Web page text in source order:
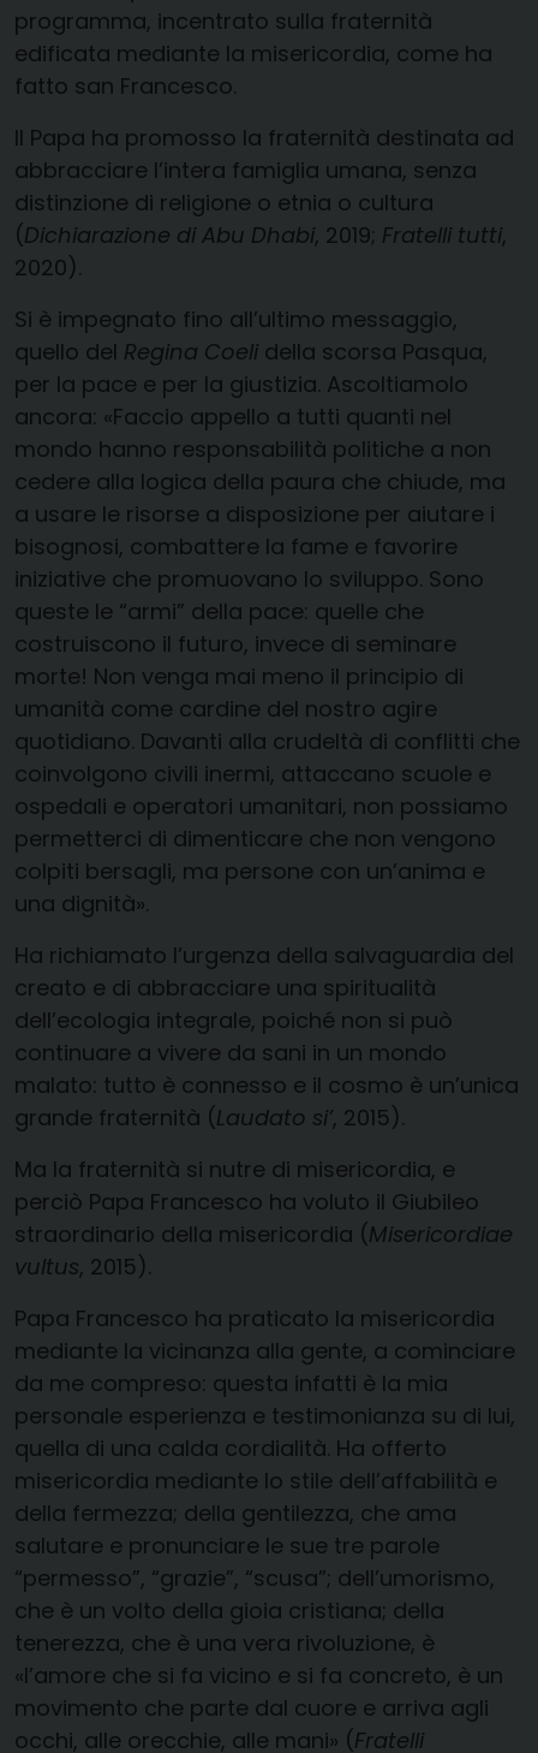
programma, incentrato sulla fraternità
edificata mediante la misericordia, come ha
fatto san Francesco.
Il Papa ha promosso la fraternità destinata ad
abbracciare l’intera famiglia umana, senza
distinzione di religione o etnia o cultura
(Dichiarazione di Abu Dhabi, 2019; Fratelli tutti,
2020).
Si è impegnato fino all’ultimo messaggio,
quello del Regina Coeli della scorsa Pasqua,
per la pace e per la giustizia. Ascoltiamolo
ancora: «Faccio appello a tutti quanti nel
mondo hanno responsabilità politiche a non
cedere alla logica della paura che chiude, ma
a usare le risorse a disposizione per aiutare i
bisognosi, combattere la fame e favorire
iniziative che promuovano lo sviluppo. Sono
queste le “armi” della pace: quelle che
costruiscono il futuro, invece di seminare
morte! Non venga mai meno il principio di
umanità come cardine del nostro agire
quotidiano. Davanti alla crudeltà di conflitti che
coinvolgono civili inermi, attaccano scuole e
ospedali e operatori umanitari, non possiamo
permetterci di dimenticare che non vengono
colpiti bersagli, ma persone con un’anima e
una dignità».
Ha richiamato l’urgenza della salvaguardia del
creato e di abbracciare una spiritualità
dell’ecologia integrale, poiché non si può
continuare a vivere da sani in un mondo
malato: tutto è connesso e il cosmo è un’unica
grande fraternità (Laudato si’, 2015).
Ma la fraternità si nutre di misericordia, e
perciò Papa Francesco ha voluto il Giubileo
straordinario della misericordia (Misericordiae
vultus, 2015).
Papa Francesco ha praticato la misericordia
mediante la vicinanza alla gente, a cominciare
da me compreso: questa infatti è la mia
personale esperienza e testimonianza su di lui,
quella di una calda cordialità. Ha offerto
misericordia mediante lo stile dell’affabilità e
della fermezza; della gentilezza, che ama
salutare e pronunciare le sue tre parole
“permesso”, “grazie”, “scusa”; dell’umorismo,
che è un volto della gioia cristiana; della
tenerezza, che è una vera rivoluzione, è
«l’amore che si fa vicino e si fa concreto, è un
movimento che parte dal cuore e arriva agli
occhi, alle orecchie, alle mani» (Fratelli